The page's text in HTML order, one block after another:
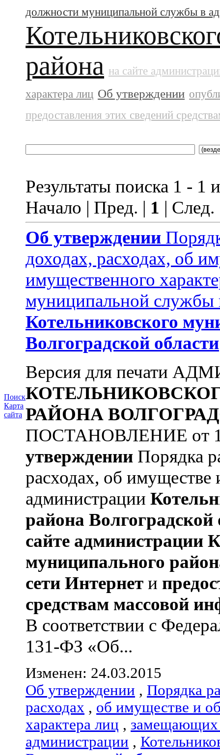
Поиск
Карта
сайта
должности муниципальной службы в
района на сайте
характера лиц Об утверждении
предоставления этих сведений
Результаты поиска 1 - 1
Начало | Пред. | 1 |
Об утверждении
доходах, расходах, об
имущественного
муниципальной службы
Котельниковского
Волгоградской области
Версия для печати
РАЙОНА
ПОСТАНОВЛЕНИЕ от
утверждении Порядка
расходах, об имуществе
администрации
района Волгоградской
сайте администрации
муниципального
сети Интернет и
средствам массовой
В соответствии с
131-ФЗ «Об...
Изменен: 24.03.2015
Об утверждении , Порядка
расходах , об имуществе и
характера лиц , замещающих
администрации ,